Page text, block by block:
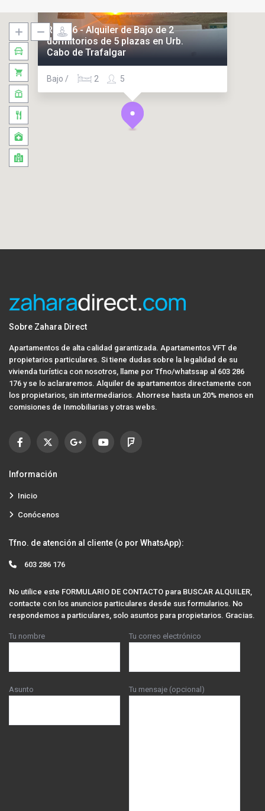
Ref. 26 - Alquiler de Bajo de 2
dormitorios de 5 plazas en Urb.
Cabo de Trafalgar
Bajo / 5
2
Sobre Zahara Direct
Apartamentos de alta calidad garantizada. Apartamentos VFT de
propietarios particulares. Si tiene dudas sobre la legalidad de su
vivienda turística con nosotros, llame por Tfno/whatssap al 603 286
176 y se lo aclararemos. Alquiler de apartamentos directamente con
los propietarios, sin intermediarios. Ahorrese hasta un 20% menos en
comisiones de Inmobiliarias y otras webs.
Información
Inicio
Conócenos
Tfno. de atención al cliente (o por WhatsApp):
603 286 176
No utilice este FORMULARIO DE CONTACTO para BUSCAR ALQUILER,
contacte con los anuncios particulares desde sus formularios. No
respondemos a particulares, solo asuntos para propietarios. Gracias.
Tu nombre Tu correo electrónico
Asunto Tu mensaje (opcional)